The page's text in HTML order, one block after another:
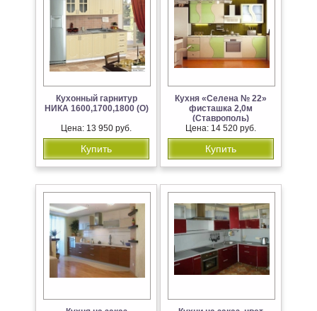
Кухонный гарнитур
НИКА 1600,1700,1800 (О)
Цена: 13 950 руб.
Купить
Кухня «Селена № 22»
фисташка 2,0м
(Ставрополь)
Цена: 14 520 руб.
Купить